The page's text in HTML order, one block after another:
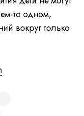
то одном,
вокруг только